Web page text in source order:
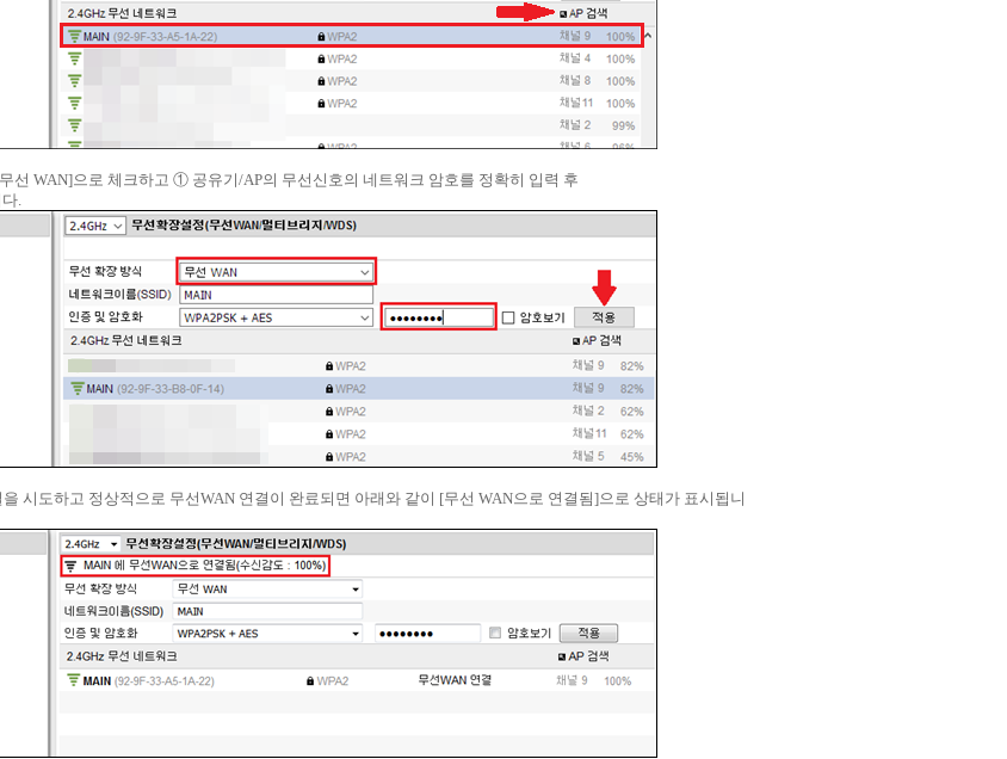
선 WAN]으로 체크하고 ① 공유기/AP의 무선신호의 네트워크 암호를 정확히 입력 후
.
을 시도하고 정상적으로 무선WAN 연결이 완료되면 아래와 같이 [무선 WAN으로 연결됨]으로 상태가 표시됩니